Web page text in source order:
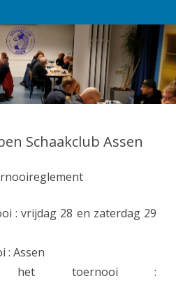
de
Schaakclub Assen
: vrijdag 28 en zaterdag 29
: Assen
het toernooi :